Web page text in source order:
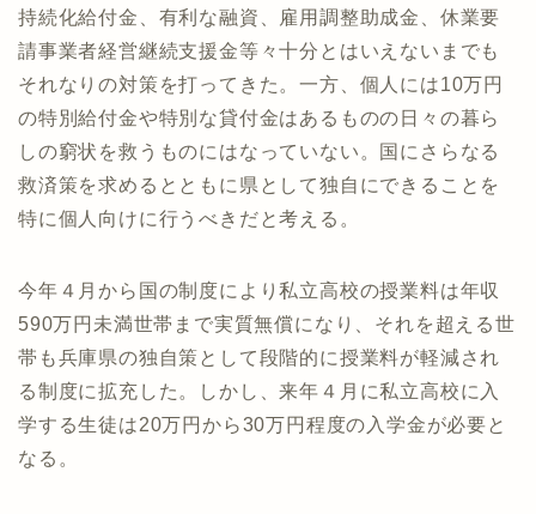
持続化給付金、有利な融資、雇用調整助成金、休業要
請事業者経営継続支援金等々十分とはいえないまでも
それなりの対策を打ってきた。一方、個人には10万円
の特別給付金や特別な貸付金はあるものの日々の暮ら
しの窮状を救うものにはなっていない。国にさらなる
救済策を求めるとともに県として独自にできることを
特に個人向けに行うべきだと考える。
今年４月から国の制度により私立高校の授業料は年収
590万円未満世帯まで実質無償になり、それを超える世
帯も兵庫県の独自策として段階的に授業料が軽減され
る制度に拡充した。しかし、来年４月に私立高校に入
学する生徒は20万円から30万円程度の入学金が必要と
なる。